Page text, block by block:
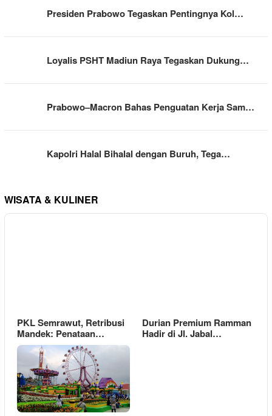
Presiden Prabowo Tegaskan Pentingnya Kol…
Loyalis PSHT Madiun Raya Tegaskan Dukung…
Prabowo–Macron Bahas Penguatan Kerja Sam…
Kapolri Halal Bihalal dengan Buruh, Tega…
WISATA & KULINER
PKL Semrawut, Retribusi
Mandek: Penataan…
Durian Premium Ramman
Hadir di Jl. Jabal…